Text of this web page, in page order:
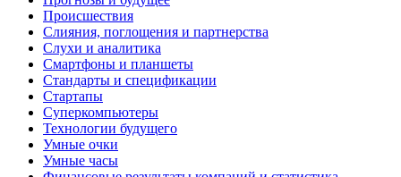
Происшествия
Слияния, поглощения и партнерства
Слухи и аналитика
Смартфоны и планшеты
Стандарты и спецификации
Стартапы
Суперкомпьютеры
Технологии будущего
Умные очки
Умные часы